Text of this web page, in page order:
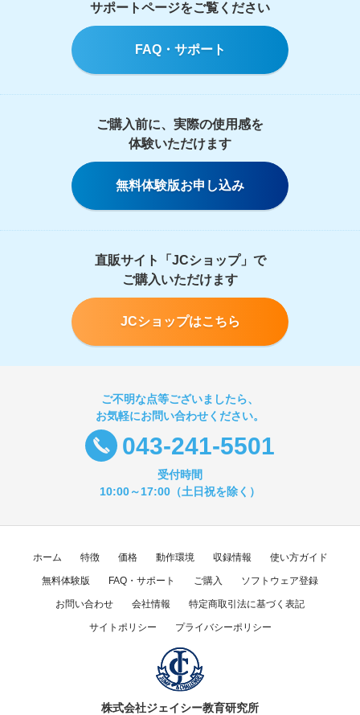
サポートページをご覧ください
FAQ・サポート
ご購入前に、実際の使用感を
体験いただけます
無料体験版お申し込み
直販サイト「JCショップ」で
ご購入いただけます
JCショップはこちら
ご不明な点等ございましたら、
お気軽にお問い合わせください。
043-241-5501
受付時間
10:00～17:00（土日祝を除く）
ホーム 特徴 価格 動作環境 収録情報 使い方ガイド
無料体験版 FAQ・サポート ご購入 ソフトウェア登録
お問い合わせ 会社情報 特定商取引法に基づく表記
サイトポリシー プライバシーポリシー
株式会社ジェイシー教育研究所